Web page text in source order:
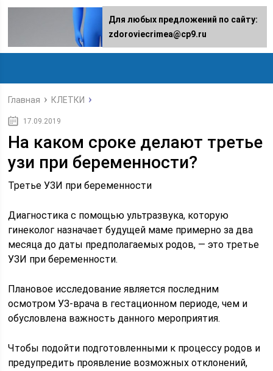
Главная КЛЕТКИ
17.09.2019
На каком сроке делают третье
узи при беременности?
Третье УЗИ при беременности
Диагностика с помощью ультразвука, которую
гинеколог назначает будущей маме примерно за два
месяца до даты предполагаемых родов, — это третье
УЗИ при беременности.
Плановое исследование является последним
осмотром УЗ-врача в гестационном периоде, чем и
обусловлена важность данного мероприятия.
Чтобы подойти подготовленными к процессу родов и
предупредить проявление возможных отклонений,
Для любых предложений по сайту:
zdoroviecrimea@cp9.ru